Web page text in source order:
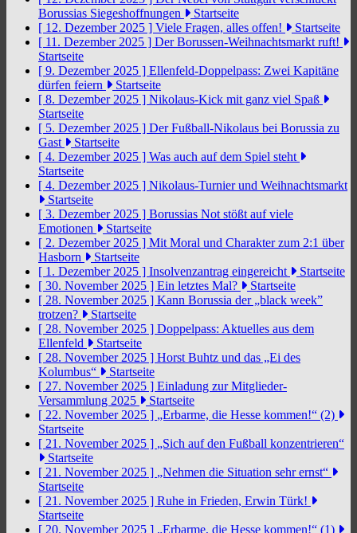
Borussias Siegeshoffnungen
Startseite
[ 12. Dezember 2025 ] Viele Fragen, alles offen!
Startseite
[ 11. Dezember 2025 ] Der Borussen-Weihnachtsmarkt ruft!
Startseite
[ 9. Dezember 2025 ] Ellenfeld-Doppelpass: Zwei Kapitäne
dürfen feiern
Startseite
[ 8. Dezember 2025 ] Nikolaus-Kick mit ganz viel Spaß
Startseite
[ 5. Dezember 2025 ] Der Fußball-Nikolaus bei Borussia zu
Gast
Startseite
[ 4. Dezember 2025 ] Was auch auf dem Spiel steht
Startseite
[ 4. Dezember 2025 ] Nikolaus-Turnier und Weihnachtsmarkt
Startseite
[ 3. Dezember 2025 ] Borussias Not stößt auf viele
Emotionen
Startseite
[ 2. Dezember 2025 ] Mit Moral und Charakter zum 2:1 über
Hasborn
Startseite
[ 1. Dezember 2025 ] Insolvenzantrag eingereicht
Startseite
[ 30. November 2025 ] Ein letztes Mal?
Startseite
[ 28. November 2025 ] Kann Borussia der „black week”
trotzen?
Startseite
[ 28. November 2025 ] Doppelpass: Aktuelles aus dem
Ellenfeld
Startseite
[ 28. November 2025 ] Horst Buhtz und das „Ei des
Kolumbus“
Startseite
[ 27. November 2025 ] Einladung zur Mitglieder-
Versammlung 2025
Startseite
[ 22. November 2025 ] „Erbarme, die Hesse kommen!“ (2)
Startseite
[ 21. November 2025 ] „Sich auf den Fußball konzentrieren“
Startseite
[ 21. November 2025 ] „Nehmen die Situation sehr ernst“
Startseite
[ 21. November 2025 ] Ruhe in Frieden, Erwin Türk!
Startseite
[ 20. November 2025 ] „Erbarme, die Hesse kommen!“ (1)